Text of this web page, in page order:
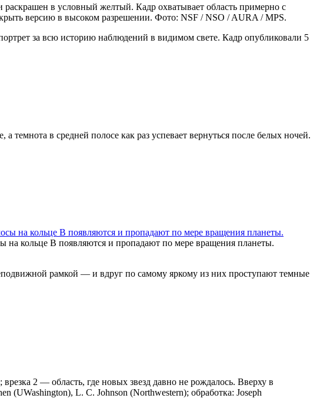
в условный желтый. Кадр охватывает область примерно с
версию в высоком разрешении. Фото: NSF / NSO / AURA / MPS.
за всю историю наблюдений в видимом свете. Кадр опубликовали 5
темнота в средней полосе как раз успевает вернуться после белых ночей.
кольце B появляются и пропадают по мере вращения планеты.
рамкой — и вдруг по самому яркому из них проступают темные
2 — область, где новых звезд давно не рождалось. Вверху в
L. C. Johnson (Northwestern); обработка: Joseph